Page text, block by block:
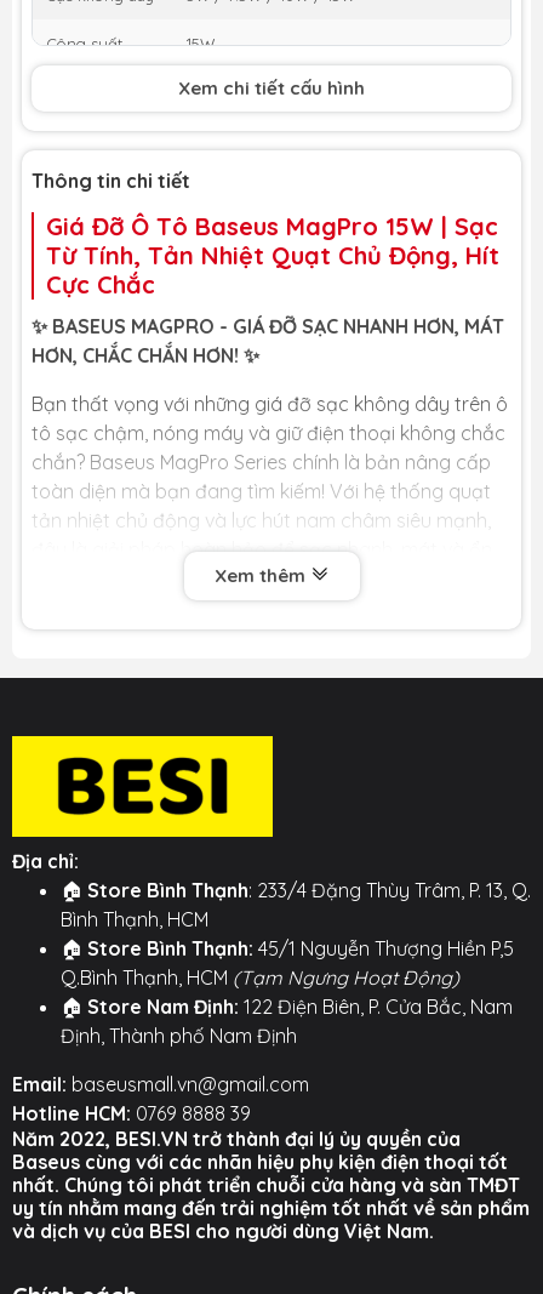
Công suất 15W
Không có vòng kim loại: 12N
Có vòng kim loại: 18N
Xem chi tiết cấu hình
Thông tin chi tiết
Giá Đỡ Ô Tô Baseus MagPro 15W | Sạc
Từ Tính, Tản Nhiệt Quạt Chủ Động, Hít
Cực Chắc
✨ BASEUS MAGPRO - GIÁ ĐỠ SẠC NHANH HƠN, MÁT
HƠN, CHẮC CHẮN HƠN! ✨
Bạn thất vọng với những giá đỡ sạc không dây trên ô
tô sạc chậm, nóng máy và giữ điện thoại không chắc
chắn? Baseus MagPro Series chính là bản nâng cấp
toàn diện mà bạn đang tìm kiếm! Với hệ thống quạt
tản nhiệt chủ động và lực hút nam châm siêu mạnh,
đây là giải pháp hoàn hảo để sạc nhanh, mát và ổn
định trên mọi cung đường.
🏆 LỢI ÍCH CỐT LÕI DÀNH CHO BẠN 🏆
❄️ SẠC NHANH KHÔNG NÓNG VỚI QUẠT TẢN NHIỆT
tản nhiệt kép (tấm tản nhiệt + quạt làm mát) chủ
động thổi bay hơi nóng, giúp duy trì tốc độ sạc không
dây 15W ổn định. Nói lời tạm biệt với tình trạng sạc
chậm dần do quá nhiệt thường thấy ở các giá đỡ
khác.
🧲 LỰC HÚT NAM CHÂM 1.2KG - BẤT CHẤP MỌI RUNG
LẮC: Với lực hút từ tính lên đến 12N (tương đương sức
giữ 1.2kg), điện thoại của bạn sẽ được giữ chặt một
cách an toàn tuyệt đối. Tự tin di chuyển qua những
đoạn đường gồ ghề nhất mà không lo điện thoại bị
💪 NGÀM KẸP CỬA GIÓ NÂNG CẤP - CHẮC CHẮN GẤP
BỘI: Ngàm kẹp cửa gió được thiết kế dạng móc câu
cải tiến, bám chặt vào lá gió một cách vững chãi.
Thiết kế này giúp chống rung lắc và ổn định hơn nhiều
lần so với các loại kẹp thông thường.
cực kỳ đơn giản. Chỉ cần đưa điện thoại lại gần, lực
Xem thêm
Địa chỉ:
🏠 Store Bình Thạnh: 233/4 Đặng Thùy Trâm, P. 13, Q.
Bình Thạnh, HCM
🏠 Store Bình Thạnh: 45/1 Nguyễn Thượng Hiền P,5
Q.Bình Thạnh, HCM (Tạm Ngưng Hoạt Động)
🏠 Store Nam Định: 122 Điện Biên, P. Cửa Bắc, Nam
Định, Thành phố Nam Định
Email: baseusmall.vn@gmail.com
Hotline HCM: 0769 8888 39
Năm 2022, BESI.VN trở thành đại lý ủy quyền của
Baseus cùng với các nhãn hiệu phụ kiện điện thoại tốt
nhất. Chúng tôi phát triển chuỗi cửa hàng và sàn TMĐT
uy tín nhằm mang đến trải nghiệm tốt nhất về sản phẩm
và dịch vụ của BESI cho người dùng Việt Nam.